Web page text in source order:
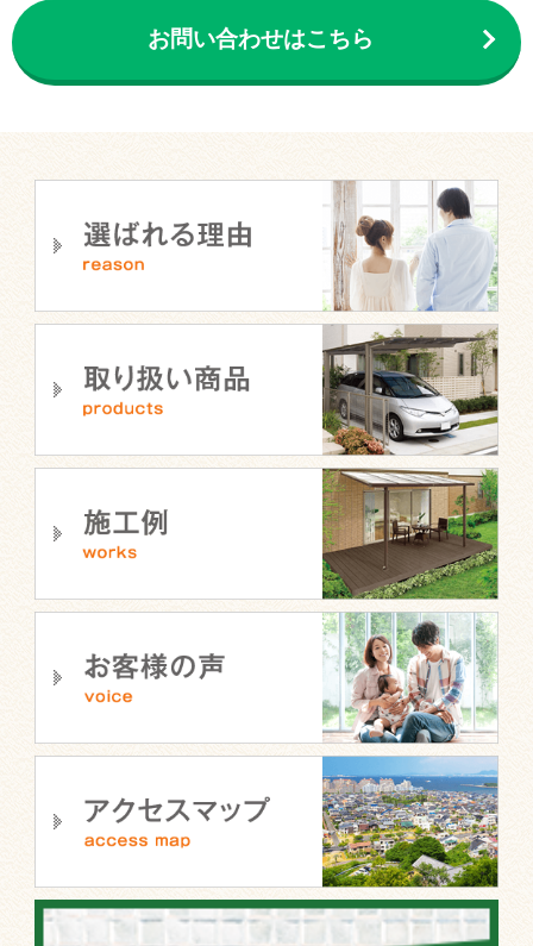
お問い合わせはこちら